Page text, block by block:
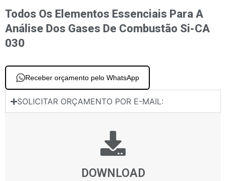
Todos Os Elementos Essenciais Para A
Análise Dos Gases De Combustão Si-CA
030
Receber orçamento pelo WhatsApp
SOLICITAR ORÇAMENTO POR E-MAIL:
DOWNLOAD